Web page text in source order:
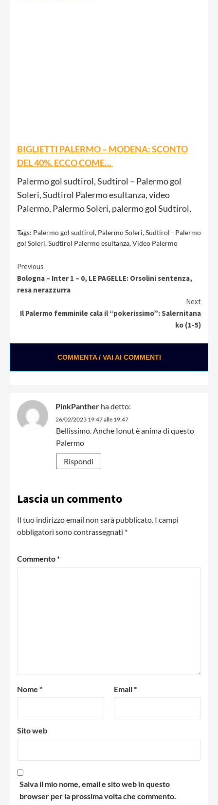
BIGLIETTI PALERMO – MODENA: SCONTO
DEL 40%. ECCO COME…
Palermo gol sudtirol, Sudtirol – Palermo gol
Soleri, Sudtirol Palermo esultanza, video
Palermo, Palermo Soleri, palermo gol Sudtirol,
Tags: Palermo gol sudtirol, Palermo Soleri,Sudtirol - Palermo
gol Soleri,Sudtirol Palermo esultanza,Video Palermo
Continue
Reading
Previous
Bologna – Inter 1 – 0, LE PAGELLE: Orsolini sentenza,
resa nerazzurra
Next
Il Palermo femminile cala il “pokerissimo”: Salernitana
ko (1-5)
COMMENTA / VAI AI COMMENTI
PinkPanther ha detto:
26/02/2023 19:47 alle 19:47
Bellissimo. Anche Ionut è anima di questo
Palermo
Rispondi
Lascia un commento
Il tuo indirizzo email non sarà pubblicato. I campi
obbligatori sono contrassegnati *
Commento*
Nome * Email*
Sito web
Salva il mio nome, email e sito web in questo
browser per la prossima volta che commento.